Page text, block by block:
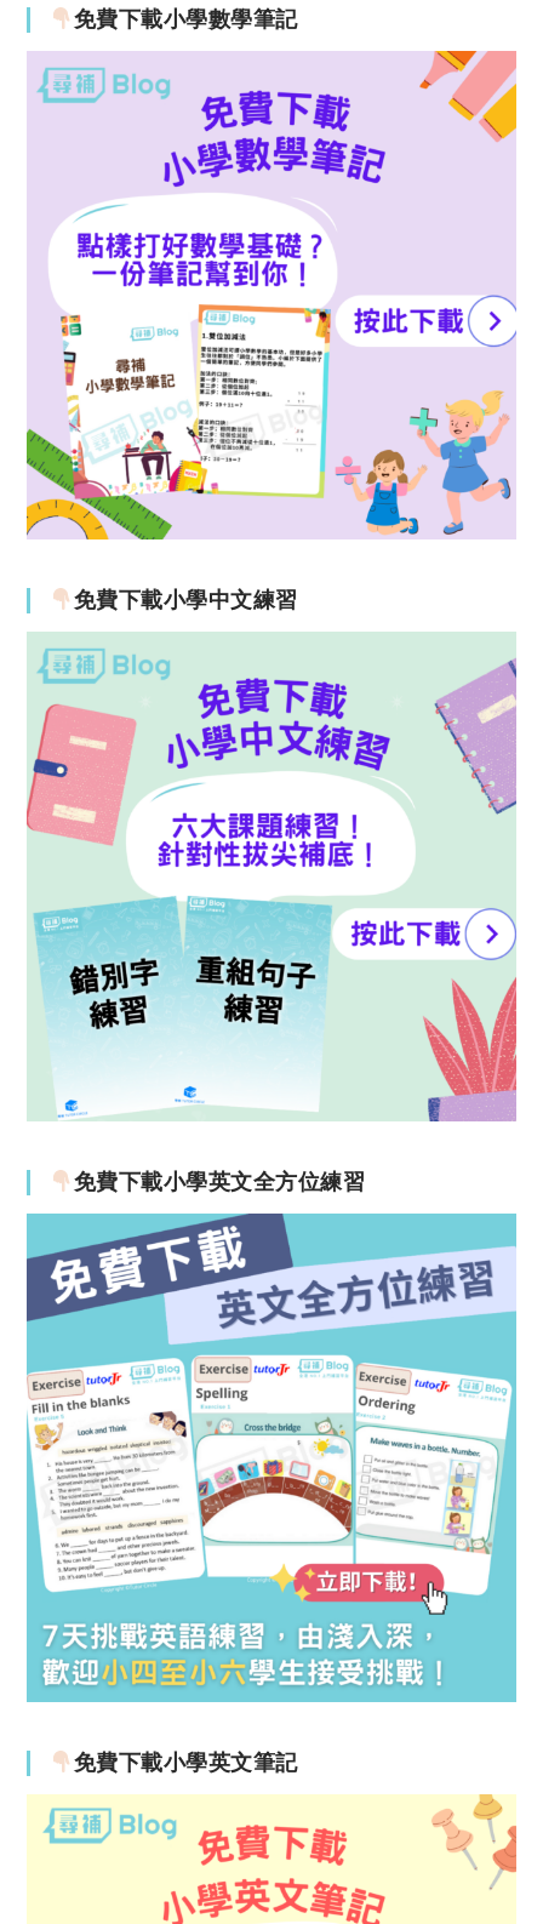
免費下載小學數學筆記
免費下載小學中文練習
免費下載小學英文全方位練習
免費下載小學英文筆記